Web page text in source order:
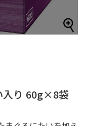
入り 60g×8袋